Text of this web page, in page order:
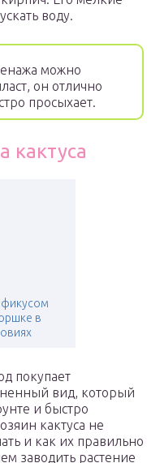
воду.
можно
он отлично
просыхает.
кактуса
фикусом
в
покупает
вид, который
и быстро
кактуса не
и как их правильно
заводить растение